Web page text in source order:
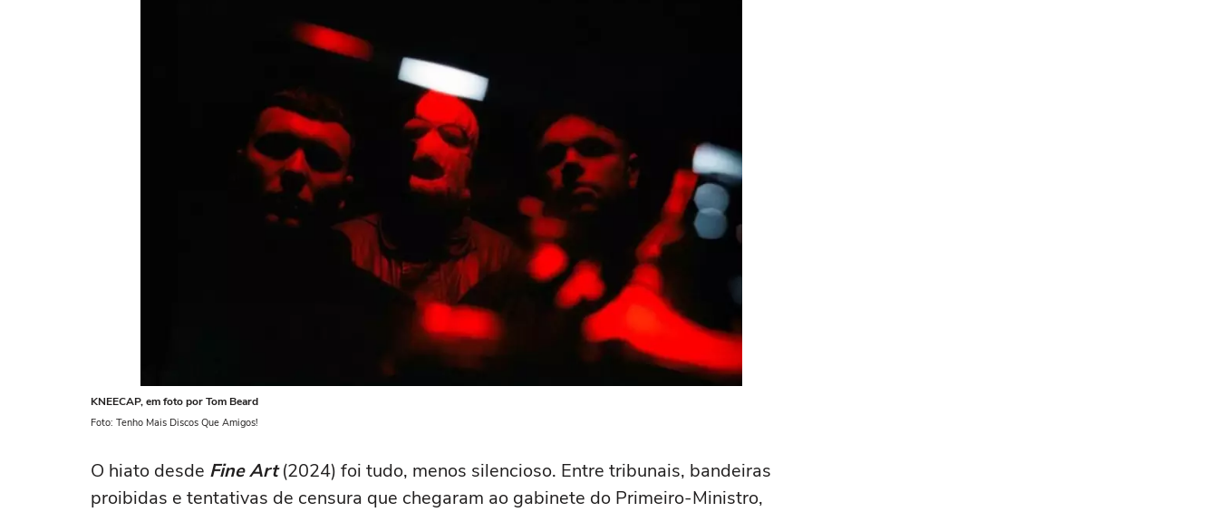
KNEECAP, em foto por Tom Beard
Foto: Tenho Mais Discos Que Amigos!
O hiato desde Fine Art(2024) foi tudo, menos silencioso. Entre tribunais, bandeiras
proibidas e tentativas de censura que chegaram ao gabinete do Primeiro-Ministro,